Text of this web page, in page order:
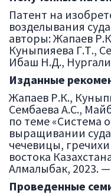
Патент на
возделывания
авторы: Жапаев
Куныпияева Г.Т.,
Ибаш Н.Д.,
Изданные
Жапаев Р.К.,
Сембаева А.С.,
по теме «Система
выращивании
чечевицы,
востока
Алмалыбак, 2023. —
Проведенные